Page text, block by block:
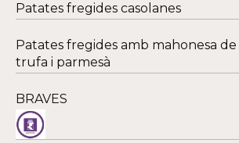
Patates fregides casolanes
Patates fregides amb mahonesa de
trufa i parmesà
BRAVES